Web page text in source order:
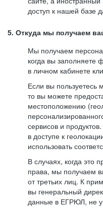
доступ к нашей базе
5. Откуда мы получаем
Мы получаем
когда вы
в личном кабинете
Если вы
то вы можете
местоположению
сервисов и
в доступе к
использовать
В случаях, когда это
права, мы получаем
от третьих лиц. К
вы генеральный
данные в ЕГРЮЛ, не